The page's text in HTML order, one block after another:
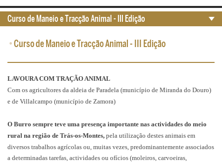
•Curso de Maneio e Tracção Animal - III Edição
LAVOURA COM TRAÇÃO ANIMAL
Com os agricultores da aldeia de Paradela (município de Miranda do Douro)
e de Villalcampo (município de Zamora)
O Burro sempre teve uma presença importante nas actividades do meio
rural na região de Trás-os-Montes, pela utilização destes animais em
diversos trabalhos agrícolas ou, muitas vezes, predominantemente associados
a determinadas tarefas, actividades ou ofícios (moleiros, carvoeiras,
Curso de Maneio e Tracção Animal - III Edição